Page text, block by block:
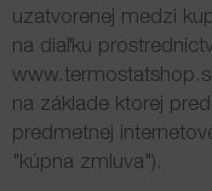
Ovládanie
Vykurovacie
uzatvorenej medzi
na diaľku
na základe ktorej
predmetnej
"kúpna zmluva").